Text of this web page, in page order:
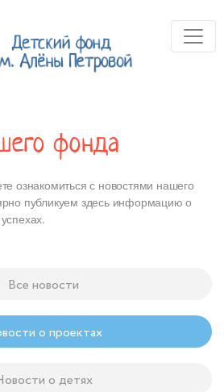
фонда
ознакомиться с новостями нашего
публикуем здесь информацию о
Все новости
о проектах
о детях